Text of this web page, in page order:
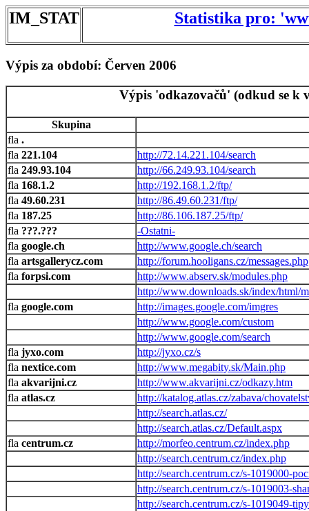
IM_STAT Statistika pro:
Výpis za období: Červen 2006
Výpis 'odkazovačů' (odkud se k
Skupina
.
221.104
http://72.14.221.104/search
249.93.104
http://66.249.93.104/search
168.1.2
http://192.168.1.2/ftp/
49.60.231
http://86.49.60.231/ftp/
187.25
http://86.106.187.25/ftp/
???.???
-Ostatni-
google.ch
http://www.google.ch/search
artsgallerycz.com
http://forum.hooligans.cz/messages.php
forpsi.com
http://www.abserv.sk/modules.php
http://www.downloads.sk/index/html/
google.com
http://images.google.com/imgres
http://www.google.com/custom
http://www.google.com/search
jyxo.com
http://jyxo.cz/s
nextice.com
http://www.megabity.sk/Main.php
akvarijni.cz
http://www.akvarijni.cz/odkazy.htm
atlas.cz
http://katalog.atlas.cz/zabava/
http://search.atlas.cz/
http://search.atlas.cz/Default.aspx
centrum.cz
http://morfeo.centrum.cz/index.php
http://search.centrum.cz/index.php
http://search.centrum.cz/s-1019000-
http://search.centrum.cz/s-1019003-
http://search.centrum.cz/s-1019049-